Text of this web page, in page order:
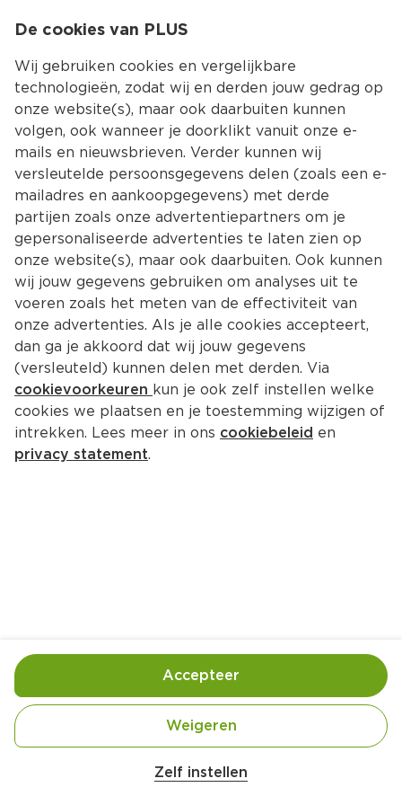
Kies jouw
Ingrediënten Bereiding
400 gram kruimige aardappels (geschild, in
De cookies van PLUS
Wij gebruiken cookies en vergelijkbare
technologieën, zodat wij en derden jouw gedrag op
onze website(s), maar ook daarbuiten kunnen
volgen, ook wanneer je doorklikt vanuit onze e-
mails en nieuwsbrieven. Verder kunnen wij
versleutelde persoonsgegevens delen (zoals een e-
mailadres en aankoopgegevens) met derde
partijen zoals onze advertentiepartners om je
gepersonaliseerde advertenties te laten zien op
onze website(s), maar ook daarbuiten. Ook kunnen
wij jouw gegevens gebruiken om analyses uit te
voeren zoals het meten van de effectiviteit van
onze advertenties. Als je alle cookies accepteert,
dan ga je akkoord dat wij jouw gegevens
(versleuteld) kunnen delen met derden. Via
cookievoorkeuren kun je ook zelf instellen welke
cookies we plaatsen en je toestemming wijzigen of
intrekken. Lees meer in ons cookiebeleid en
privacy statement.
Zelf instellen
Weigeren
Accepteer